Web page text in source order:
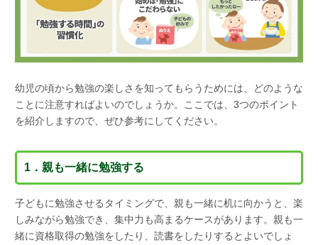
幼児の頃から勉強の楽しさを知ってもらうためには、どのような
ことに注意すればよいのでしょうか。ここでは、3つのポイント
を紹介しますので、ぜひ参考にしてください。
1．親も一緒に勉強する
子どもに勉強させるタイミングで、親も一緒に机に向かうと、楽
しみながら勉強でき、集中力も高まるケースがあります。親も一
緒に資格取得の勉強をしたり、読書をしたりするとよいでしょ